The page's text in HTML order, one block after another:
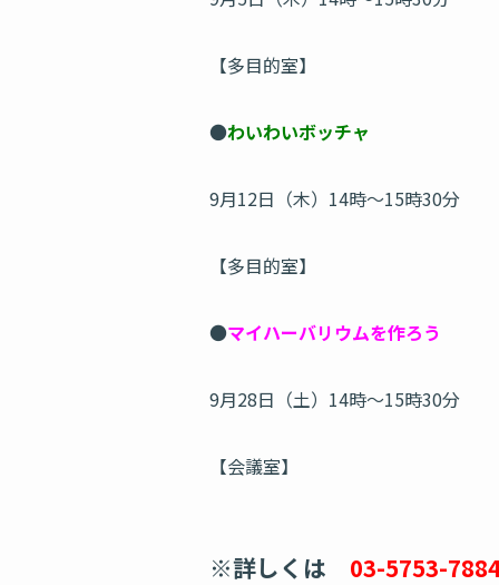
【多目的室】
●わいわいボッチャ
9月12日（木）14時～15時30分
【多目的室】
●マイハーバリウムを作ろう
9月28日（土）14時～15時30分
【会議室】
※詳しくは 03-5753-